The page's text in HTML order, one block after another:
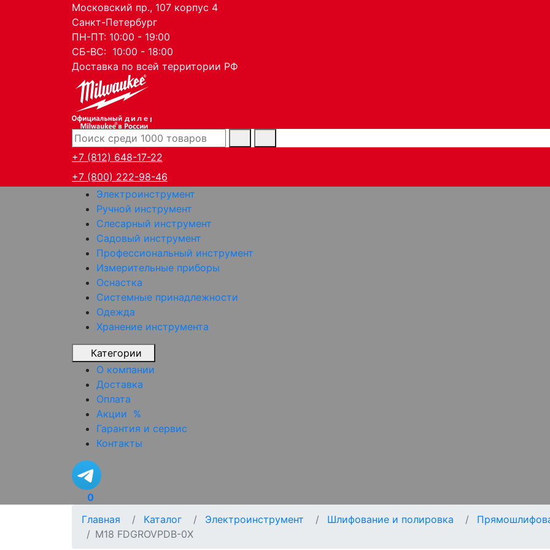
Московский пр., 107 корпус 4
Санкт-Петербург
ПН-ПТ: 10:00 - 19:00
СБ-ВС: 10:00 - 18:00
Доставка по всей территории РФ
дилер
+7 (812) 648-17-22
+7 (800) 222-98-46
Электроинструмент
Ручной инструмент
Слесарный инструмент
Садовый инструмент
Профессиональный инструмент
Измерительные приборы
Оснастка
Системные принадлежности
Одежда
Хранение инструмента
Категории
О компании
Доставка
Оплата
Акции %
Гарантия и сервис
Контакты
0
Главная
Каталог Электроинструмент Шлифование и полировка
M18 FDGROVPDB-0X